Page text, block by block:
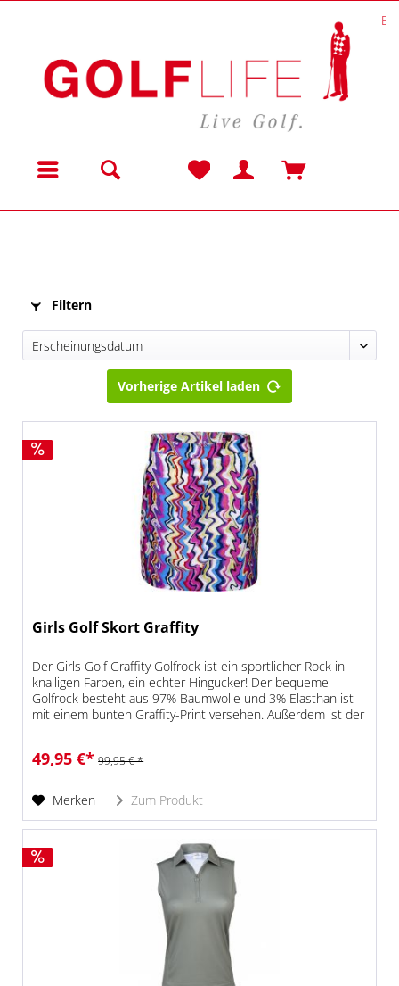
Menü
Filtern
Vorherige Artikel laden
Girls Golf Skort Graffity
Der Girls Golf Graffity Golfrock ist ein sportlicher Rock in
knalligen Farben, ein echter Hingucker! Der bequeme
Golfrock besteht aus 97% Baumwolle und 3% Elasthan ist
mit einem bunten Graffity-Print versehen. Außerdem ist der
49,95 €* 99,95 € *
Merken Zum Produkt